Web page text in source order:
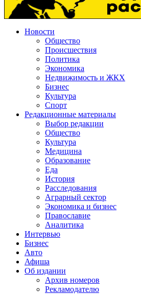
Новости
Общество
Происшествия
Политика
Экономика
Недвижимость и ЖКХ
Бизнес
Культура
Спорт
Редакционные материалы
Выбор редакции
Общество
Культура
Медицина
Образование
Еда
История
Расследования
Аграрный сектор
Экономика и бизнес
Православие
Аналитика
Интервью
Бизнес
Авто
Афиша
Об издании
Архив номеров
Рекламодателю